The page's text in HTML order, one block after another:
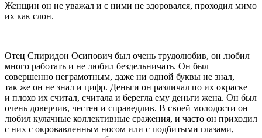
Женщин он не уважал и с ними не здоровался, проходил мимо
их как слон.
Отец Спиридон Осипович был очень трудолюбив, он любил
много работать и не любил бездельничать. Он был
совершенно неграмотным, даже ни одной буквы не знал,
так же он не знал и цифр. Деньги он различал по их окраске
и плохо их считал, считала и берегла ему деньги жена. Он был
очень доверчив, честен и справедлив. В своей молодости он
любил кулачные коллективные сражения, и часто он приходил
с них с окровавленным носом или с подбитыми глазами,